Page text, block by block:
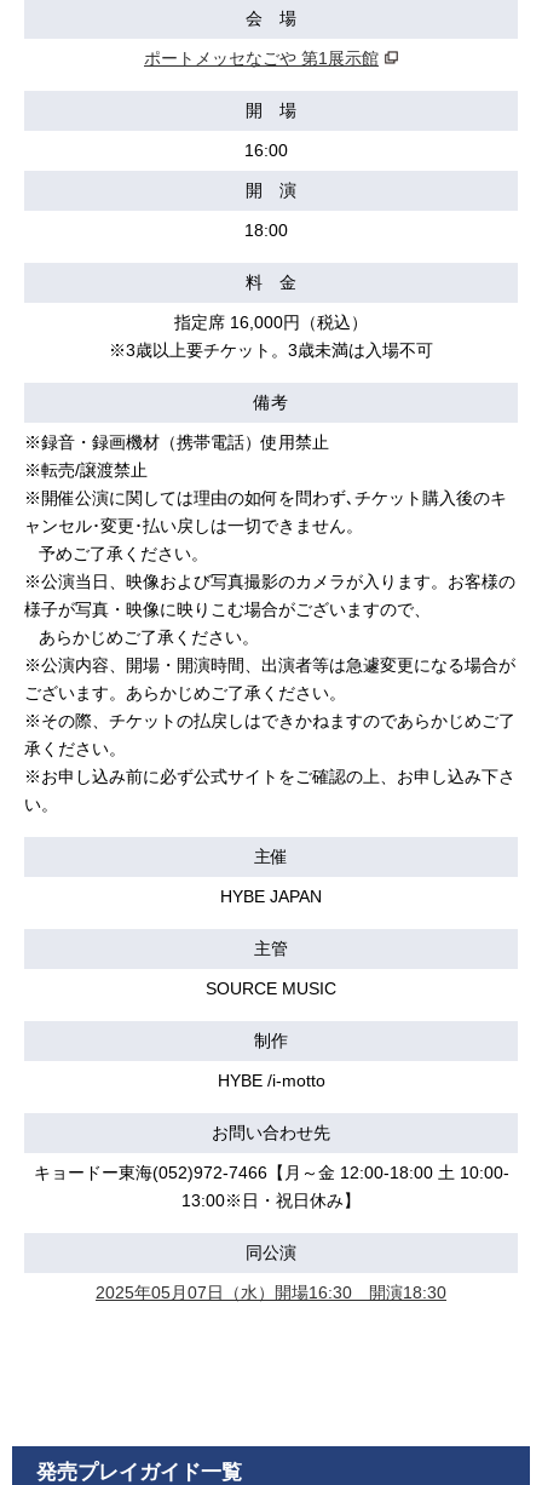
会 場
ポートメッセなごや 第1展示館
開 場
16:00
開 演
18:00
料 金
指定席 16,000円（税込）
※3歳以上要チケット。3歳未満は入場不可
備考
※録音・録画機材（携帯電話）使用禁止
※転売/譲渡禁止
※開催公演に関しては理由の如何を問わず､チケット購入後のキ
ャンセル･変更･払い戻しは一切できません。
予めご了承ください。
※公演当日、映像および写真撮影のカメラが入ります。お客様の
様子が写真・映像に映りこむ場合がございますので、
あらかじめご了承ください。
※公演内容、開場・開演時間、出演者等は急遽変更になる場合が
ございます。あらかじめご了承ください。
※その際、チケットの払戻しはできかねますのであらかじめご了
承ください。
※お申し込み前に必ず公式サイトをご確認の上、お申し込み下さ
い。
主催
HYBE JAPAN
主管
SOURCE MUSIC
制作
HYBE /i-motto
お問い合わせ先
キョードー東海(052)972-7466【月～金 12:00-18:00 土 10:00-
13:00※日・祝日休み】
同公演
2025年05月07日（水）開場16:30 開演18:30
発売プレイガイド一覧